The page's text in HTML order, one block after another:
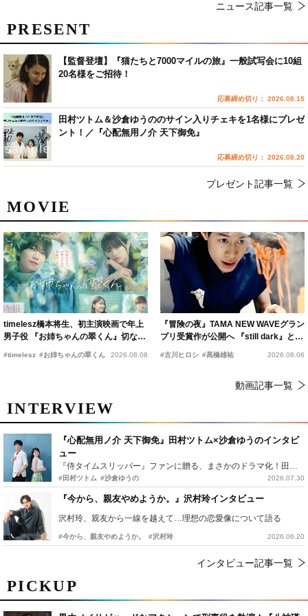
ニュース記事一覧
PICKUP
MOVIE
timelesz橋本将生、初主演映画で年上
男子役 『お姉ちゃんの翠くん』切ない
恋の幕開けを予感
#timelesz #お姉ちゃんの翠くん 2026.08.08
『冒険の夜』TAMA NEW WAVEグラン
プリ受賞作が公開へ 『still dark』と同
時上映決定
#古川ヒロシ #髙橋雄祐 2026.08.06
動画記事一覧
INTERVIEW
『心配無用ノ介 天下御免』田村ツトム×沙倉ゆうのインタビ
ュー
『侍タイムスリッパー』ファンに贈る、まさかのドラマ化！田村ツトム×沙倉ゆうのが語る『心配無用ノ介』撮影秘話
#田村ツトム #沙倉ゆうの 2026.07.30
『今から、親友やめようか。』沢村玲インタビュー
沢村玲、親友から一線を越えて…理想の恋愛像について語る
#今から、親友やめようか。 #沢村玲 2026.06.20
インタビュー記事一覧
PRESENT
【監督登壇】『猫たちと7000マイルの旅』一般試写会に10組
20名様をご招待！
応募締め切り： 2026.08.15
田村ツトム＆沙倉ゆうののサイン入りチェキを1名様にプレゼ
ント！／『心配無用ノ介 天下御免』
応募締め切り： 2026.08.20
プレゼント記事一覧